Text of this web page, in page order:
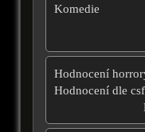
Komedie
Hodnocení
Hodnocení dle